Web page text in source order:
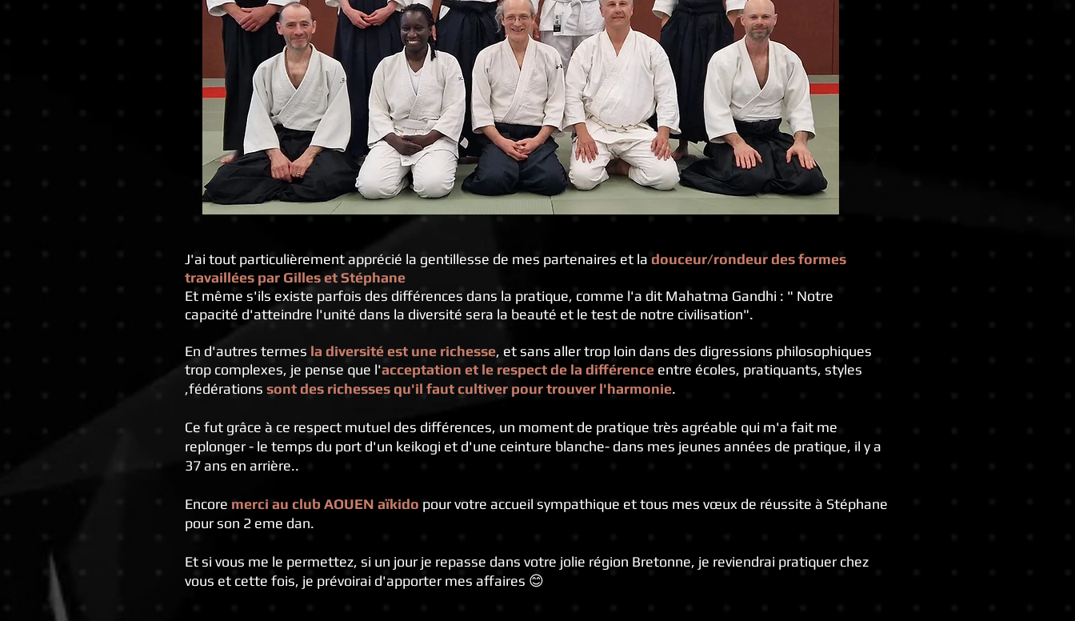
J'ai tout particulièrement apprécié la gentillesse de mes partenaires et la douceur/rondeur des formes
travaillées par Gilles et Stéphane
Et même s'ils existe parfois des différences dans la pratique, comme l'a dit Mahatma Gandhi : " Notre
capacité d'atteindre l'unité dans la diversité sera la beauté et le test de notre civilisation".
En d'autres termes la diversité est une richesse, et sans aller trop loin dans des digressions philosophiques
trop complexes, je pense que l'acceptation et le respect de la différence entre écoles, pratiquants, styles
,fédérations sont des richesses qu'il faut cultiver pour trouver l'harmonie.​
Ce fut grâce à ce respect mutuel des différences, un moment de pratique très agréable qui m'a fait me
replonger - le temps du port d'un keikogi et d'une ceinture blanche- d​ans mes jeunes années de pratique, il y a
37 ans en arrière..
Encore merci au club AOUEN aïkido pour votre accueil sympathique et tous mes vœux de réussite à Stéphane
pour son 2 eme dan.
Et si vous me le permettez, si un jour je repasse dans votre jolie région Bretonne, je reviendrai pratiquer chez
vous et cette fois, je prévoirai d'apporter mes affaires 😊